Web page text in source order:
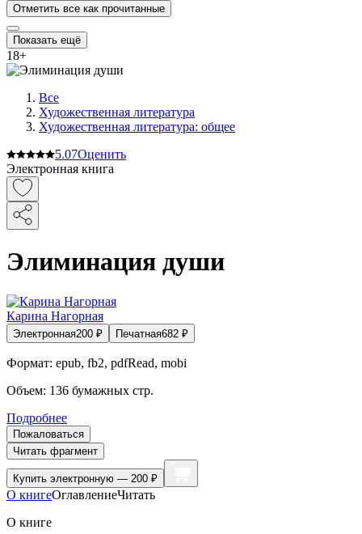
Отметить все как прочитанные
Показать ещё
18+
Все
Художественная литература
Художественная литература: общее
5.07Оценить
Электронная книга
Элиминация души
Карина Нагорная
Электронная200 ₽ Печатная682 ₽
Формат: epub, fb2, pdfRead, mobi
Объем: 136 бумажных стр.
Подробнее
Пожаловаться
Читать фрагмент
Купить электронную — 200 ₽
О книгеОглавлениеЧитать
О книге